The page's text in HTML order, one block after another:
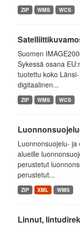
ZIP WMS WCS
Suomen
Sykessä osana
tuotettu koko
digitaalinen...
ZIP WMS WCS
Luonnonsuojelu-
alueille
perustetut
perustetut...
ZIP XML WMS
Linnut,